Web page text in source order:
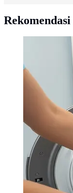
Rekomendasi